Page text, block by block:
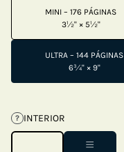
MINI – 176 PÁGINAS
3½" × 5½"
ULTRA – 144 PÁGINAS
6¾" × 9"
? INTERIOR